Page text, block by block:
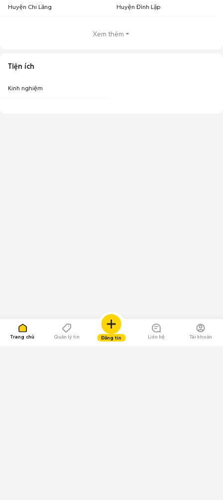
Trang chủ Quản lý tin Đăng tin Liên hệ Tài khoản
Huyện Chi Lăng Huyện Đình Lập
Xem thêm
Tiện ích
Kinh nghiệm